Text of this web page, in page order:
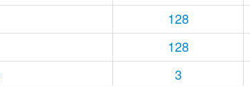
128
128
3